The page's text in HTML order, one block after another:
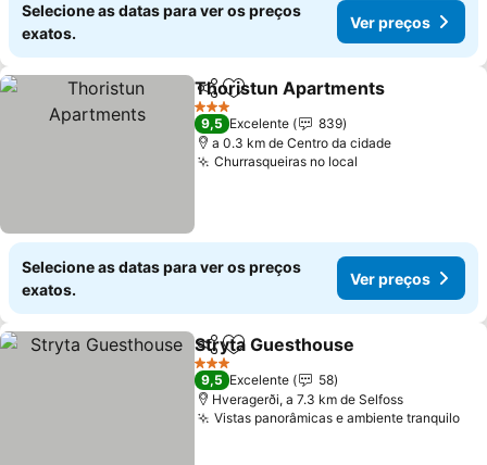
Selecione as datas para ver os preços
exatos.
Ver preços
PartilharAdicionar aos favoritos
Thoristun Apartments
3 Estrelas
9,5 Excelente
839
a 0.3 km de Centro da cidade
Churrasqueiras no local
Selecione as datas para ver os preços
exatos.
Ver preços
PartilharAdicionar aos favoritos
Stryta Guesthouse
3 Estrelas
9,5 Excelente
58
Hveragerði, a 7.3 km de Selfoss
Vistas panorâmicas e ambiente tranquilo